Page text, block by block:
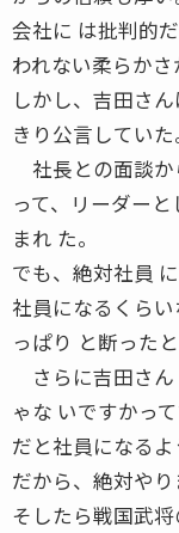
会社に は批判的
われない柔らかさ
しかし、吉田さ
きり公言していた
社長との面談か
って、リーダー
まれ た。
でも、絶対社員
社員になるくら
っぱり と断ったと
さらに吉田さん
ゃな いですかっ
だと社員になるよ
だから、絶対やり
そしたら戦国武